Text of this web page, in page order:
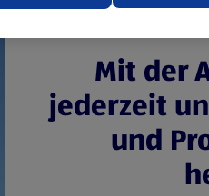
Mit der
jederzeit
und
Datenschutzerklärungen